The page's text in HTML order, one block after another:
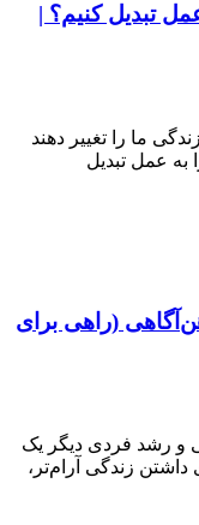
تبدیل کنیم؟ |
ما را تغییر دهند
عمل تبدیل
(راهی برای
و رشد فردی دیگر یک
داشتن زندگی آرام‌تر،